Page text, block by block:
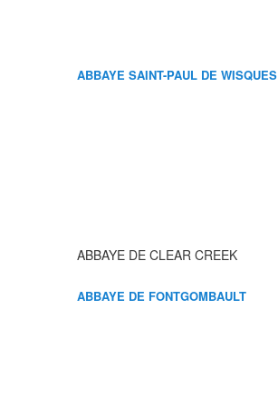
ABBAYE SAINT-PAUL DE WISQUES
ABBAYE DE CLEAR CREEK
ABBAYE DE FONTGOMBAULT